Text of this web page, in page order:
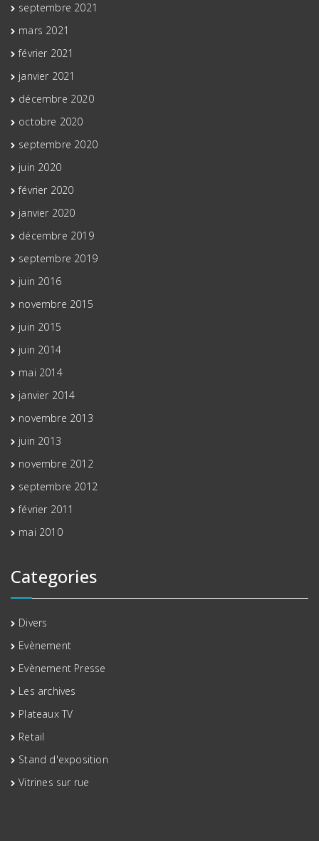
septembre 2021
mars 2021
février 2021
janvier 2021
décembre 2020
octobre 2020
septembre 2020
juin 2020
février 2020
janvier 2020
décembre 2019
septembre 2019
juin 2016
novembre 2015
juin 2015
juin 2014
mai 2014
janvier 2014
novembre 2013
juin 2013
novembre 2012
septembre 2012
février 2011
mai 2010
Categories
Divers
Evènement
Evènement Presse
Les archives
Plateaux TV
Retail
Stand d'exposition
Vitrines sur rue